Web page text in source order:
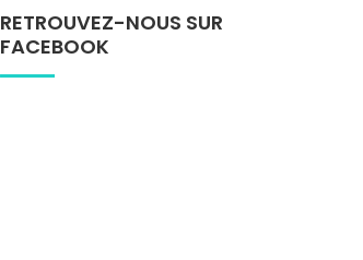
RETROUVEZ-NOUS SUR
FACEBOOK